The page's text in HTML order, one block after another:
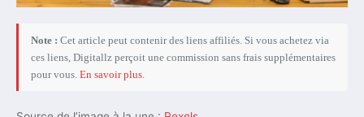
Note : Cet article peut contenir des liens affiliés. Si vous achetez via
ces liens, Digitallz perçoit une commission sans frais supplémentaires
pour vous. En savoir plus